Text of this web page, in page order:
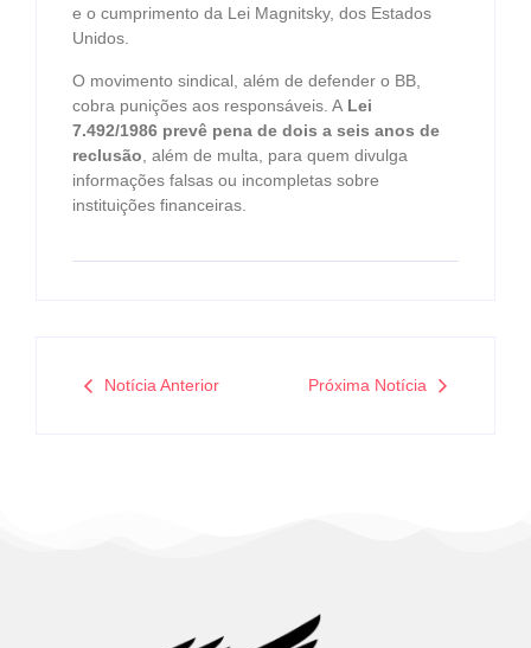
e o cumprimento da Lei Magnitsky, dos Estados
Unidos.
O movimento sindical, além de defender o BB,
cobra punições aos responsáveis. A Lei
7.492/1986 prevê pena de dois a seis anos de
reclusão , além de multa, para quem divulga
informações falsas ou incompletas sobre
instituições financeiras.
Notícia Anterior Próxima Notícia